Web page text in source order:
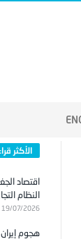
الأكثر
اقتصاد
النظام
19/07/2026
هجوم